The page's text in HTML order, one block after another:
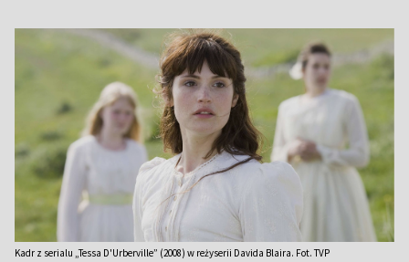
Kadr z serialu „Tessa D'Urberville” (2008) w reżyserii Davida Blaira. Fot. TVP